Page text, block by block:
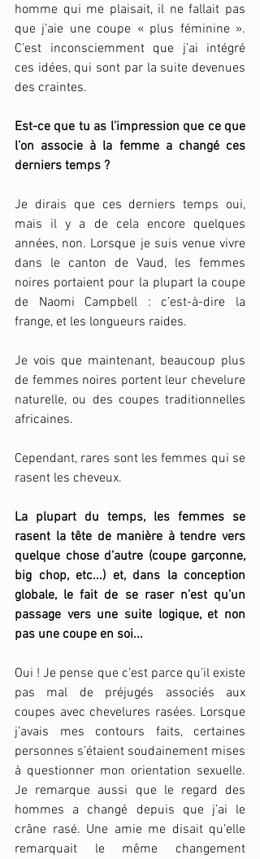
homme qui me plaisait, il ne fallait pas
que j’aie une coupe « plus féminine ».
C’est inconsciemment que j’ai intégré
ces idées, qui sont par la suite devenues
des craintes.
Est-ce que tu as l’impression que ce que
l’on associe à la femme a changé ces
derniers temps ?
Je dirais que ces derniers temps oui,
mais il y a de cela encore quelques
années, non. Lorsque je suis venue vivre
dans le canton de Vaud, les femmes
noires portaient pour la plupart la coupe
de Naomi Campbell : c’est-à-dire la
frange, et les longueurs raides.
Je vois que maintenant, beaucoup plus
de femmes noires portent leur chevelure
naturelle, ou des coupes traditionnelles
africaines.
Cependant, rares sont les femmes qui se
rasent les cheveux.
La plupart du temps, les femmes se
rasent la tête de manière à tendre vers
quelque chose d’autre (coupe garçonne,
big chop, etc...) et, dans la conception
globale, le fait de se raser n’est qu’un
passage vers une suite logique, et non
pas une coupe en soi...
Oui ! Je pense que c’est parce qu’il existe
pas mal de préjugés associés aux
coupes avec chevelures rasées. Lorsque
j’avais mes contours faits, certaines
personnes s’étaient soudainement mises
à questionner mon orientation sexuelle.
Je remarque aussi que le regard des
hommes a changé depuis que j’ai le
crâne rasé. Une amie me disait qu’elle
remarquait le même changement